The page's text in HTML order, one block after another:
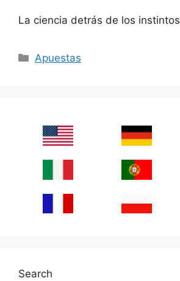
La ciencia detrás de los instintos
Categories
Apuestas
Search